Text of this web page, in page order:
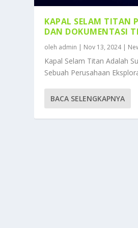
KAPAL SELAM TITAN
DAN DOKUMENTASI
oleh admin | Nov 13, 2024|
Kapal Selam Titan Adalah
Sebuah Perusahaan
BACA SELENGKAPNYA